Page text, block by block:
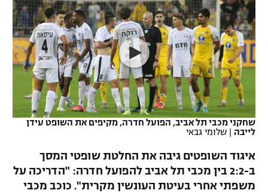
VOD
רץ ברשת
תוצאות
לוח שידורים
נבחרת ישראל
מכבי חיפה
בית"ר ירושלים
מכבי תל אביב
הפועל תל אביב
הפועל חיפה
הפועל באר שבע
ליגה ספרדית
ליגה איטלקית
ליגה צרפתית
ליגה הולנדית
ליגה סינית
כדורסל נשים
מכבי תל אביב
הפועל חולון
הפועל ירושלים
דני אבדיה
יורוליג
יורוקאפ
טניס
כדוריד
כדורעף
שחייה
אגרוף
שחקני מכבי תל אביב, הפועל חדרה, מקיפים את השופט עידן
לייבה | שלומי גבאי
איגוד השופטים גיבה את החלטת שופטי המסך
ב-2:2 בין מכבי תל אביב להפועל חדרה: "הדריכה על
משפתי אחרי בעיטת העונשין מקרית". כוכב מכבי